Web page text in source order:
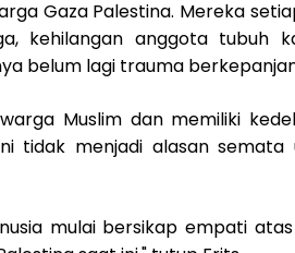
Gaza Palestina. Mereka
kehilangan anggota tubuh
belum lagi trauma
Muslim dan memiliki
tidak menjadi alasan semata
mulai bersikap empati